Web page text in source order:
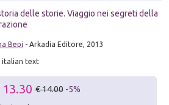
delle storie. Viaggio nei segreti della
Bepi - Arkadia Editore, 2013
italian text
13.30 € 14.00 -5%